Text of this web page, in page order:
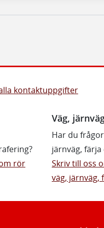
kontaktuppgifter
rör
Väg,
Har du
järnväg,
Skriv till oss
väg, järnväg,